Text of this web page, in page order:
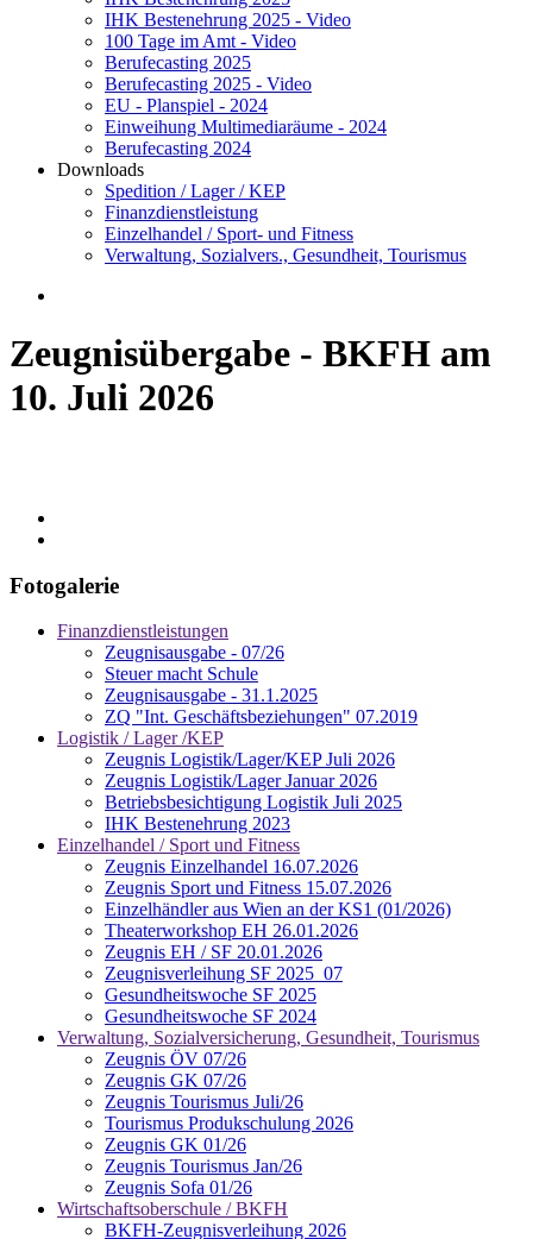
IHK Bestenehrung 2025 - Video
100 Tage im Amt - Video
Berufecasting 2025
Berufecasting 2025 - Video
EU - Planspiel - 2024
Einweihung Multimediaräume - 2024
Berufecasting 2024
Downloads
Spedition / Lager / KEP
Finanzdienstleistung
Einzelhandel / Sport- und Fitness
Verwaltung, Sozialvers., Gesundheit, Tourismus
Zeugnisübergabe - BKFH am
10. Juli 2026
Fotogalerie
Finanzdienstleistungen
Zeugnisausgabe - 07/26
Steuer macht Schule
Zeugnisausgabe - 31.1.2025
ZQ "Int. Geschäftsbeziehungen" 07.2019
Logistik / Lager /KEP
Zeugnis Logistik/Lager/KEP Juli 2026
Zeugnis Logistik/Lager Januar 2026
Betriebsbesichtigung Logistik Juli 2025
IHK Bestenehrung 2023
Einzelhandel / Sport und Fitness
Zeugnis Einzelhandel 16.07.2026
Zeugnis Sport und Fitness 15.07.2026
Einzelhändler aus Wien an der KS1 (01/2026)
Theaterworkshop EH 26.01.2026
Zeugnis EH / SF 20.01.2026
Zeugnisverleihung SF 2025_07
Gesundheitswoche SF 2025
Gesundheitswoche SF 2024
Verwaltung, Sozialversicherung, Gesundheit, Tourismus
Zeugnis ÖV 07/26
Zeugnis GK 07/26
Zeugnis Tourismus Juli/26
Tourismus Produkschulung 2026
Zeugnis GK 01/26
Zeugnis Tourismus Jan/26
Zeugnis Sofa 01/26
Wirtschaftsoberschule / BKFH
BKFH-Zeugnisverleihung 2026